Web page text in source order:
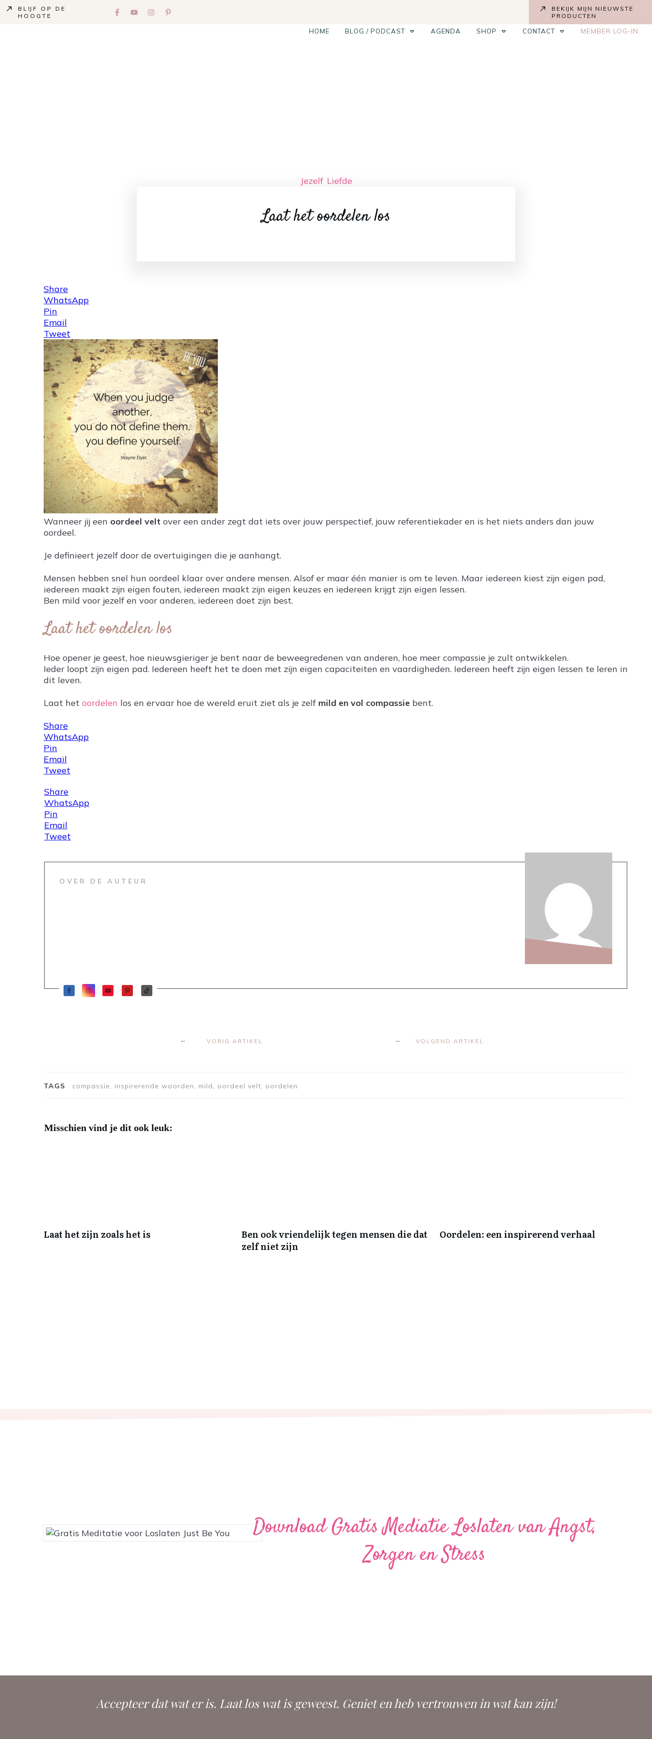
BLIJF OP DE
HOOGTE
BEKIJK MIJN NIEUWSTE
PRODUCTEN
HOME BLOG / PODCAST AGENDA SHOP CONTACT MEMBER LOG-IN
Jezelf, Liefde
Laat het oordelen los
Share
WhatsApp
Pin
Email
Tweet
Wanneer jij een oordeel velt over een ander zegt dat iets over jouw perspectief, jouw referentiekader en is het niets anders dan jouw
oordeel.
Je definieert jezelf door de overtuigingen die je aanhangt.
Mensen hebben snel hun oordeel klaar over andere mensen. Alsof er maar één manier is om te leven. Maar iedereen kiest zijn eigen pad,
iedereen maakt zijn eigen fouten, iedereen maakt zijn eigen keuzes en iedereen krijgt zijn eigen lessen.
Ben mild voor jezelf en voor anderen, iedereen doet zijn best.
Laat het oordelen los
Hoe opener je geest, hoe nieuwsgieriger je bent naar de beweegredenen van anderen, hoe meer compassie je zult ontwikkelen.
Ieder loopt zijn eigen pad. Iedereen heeft het te doen met zijn eigen capaciteiten en vaardigheden. Iedereen heeft zijn eigen lessen te leren in
dit leven.
Laat het oordelen los en ervaar hoe de wereld eruit ziet als je zelf mild en vol compassie bent.
Share
WhatsApp
Pin
Email
Tweet
Share
WhatsApp
Pin
Email
Tweet
OVER DE AUTEUR
VORIG ARTIKEL VOLGEND ARTIKEL
TAGS compassie, inspirerende woorden, mild, oordeel velt, oordelen
Misschien vind je dit ook leuk:
Laat het zijn zoals het is
Ben ook vriendelijk tegen mensen die dat
zelf niet zijn
Oordelen: een inspirerend verhaal
Download Gratis Mediatie Loslaten van Angst,
Zorgen en Stress
Accepteer dat wat er is. Laat los wat is geweest. Geniet en heb vertrouwen in wat kan zijn!